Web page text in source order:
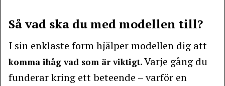
Så vad ska du med modellen till?
I sin enklaste form hjälper modellen dig att
komma ihåg vad som är viktigt. Varje gång du
funderar kring ett beteende – varför en